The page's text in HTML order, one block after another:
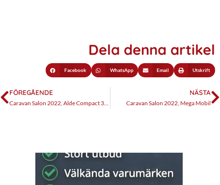
Dela denna artikel
Facebook WhatsApp Email Utskrift
FÖREGÅENDE
Caravan Salon 2022, Alde Compact 3030 Plus
NÄSTA
Caravan Salon 2022, Mega Mobil